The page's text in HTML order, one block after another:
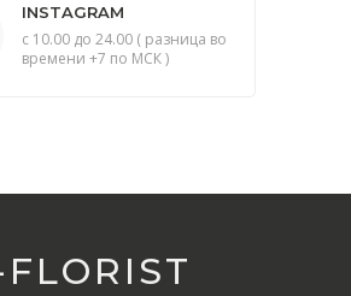
INSTAGRAM
с 10.00 до 24.00 ( разница во
времени +7 по МСК )
FLORIST